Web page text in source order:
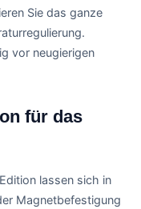
Sie das ganze
vor neugierigen
für das
lassen sich in
Magnetbefestigung